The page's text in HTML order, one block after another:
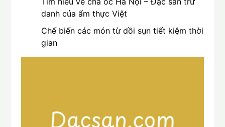
danh của ẩm thực Việt
Chế biến các món từ dồi sụn tiết kiệm thời
gian